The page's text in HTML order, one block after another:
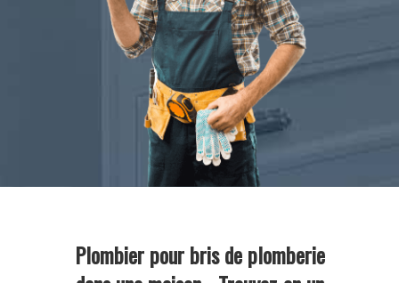
Plombier pour bris de plomberie